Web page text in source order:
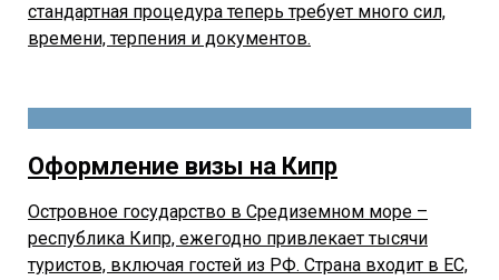
стандартная процедура теперь требует много сил,
времени, терпения и документов.
Оформление визы на Кипр
Островное государство в Средиземном море –
республика Кипр, ежегодно привлекает тысячи
туристов, включая гостей из РФ. Страна входит в ЕС,